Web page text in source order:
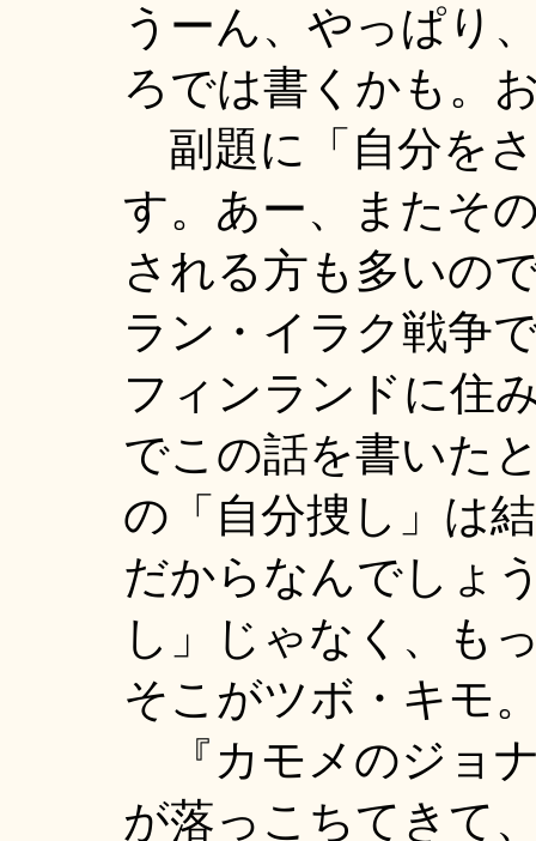
うーん、やっぱり
ろでは書くかも。
副題に「自分を
す。あー、またそ
される方も多いの
ラン・イラク戦争
フィンランドに住
でこの話を書いた
の「自分捜し」は
だからなんでしょ
し」じゃなく、も
そこがツボ・キモ
『カモメのジョ
が落っこちてきて